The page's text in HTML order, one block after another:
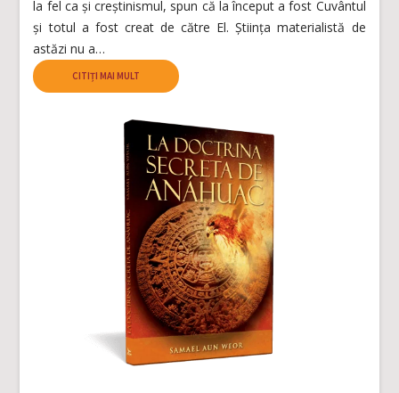
la fel ca și creștinismul, spun că la început a fost Cuvântul
și totul a fost creat de către El. Știința materialistă de
astăzi nu a…
CITIȚI MAI MULT